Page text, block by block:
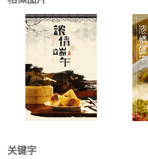
关键字